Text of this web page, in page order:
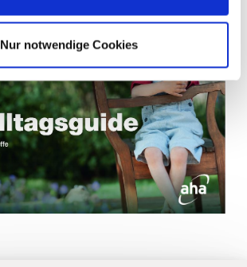
Nur notwendige Cookies